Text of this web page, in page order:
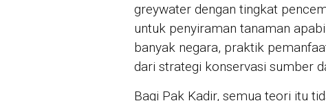
greywater dengan tingkat
untuk penyiraman tanaman
banyak negara, praktik
dari strategi konservasi sumber
Bagi Pak Kadir, semua teori itu